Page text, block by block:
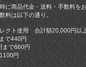
に商品代金・送料・手数料を
料は以下の通り。
クト使用 合計額20,000円以
で440円
まで660円
円